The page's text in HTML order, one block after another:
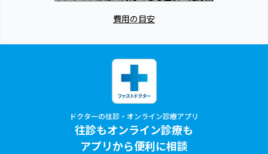
費用の目安
ドクターの往診・オンライン診療アプリ
往診もオンライン診療も
アプリから便利に相談